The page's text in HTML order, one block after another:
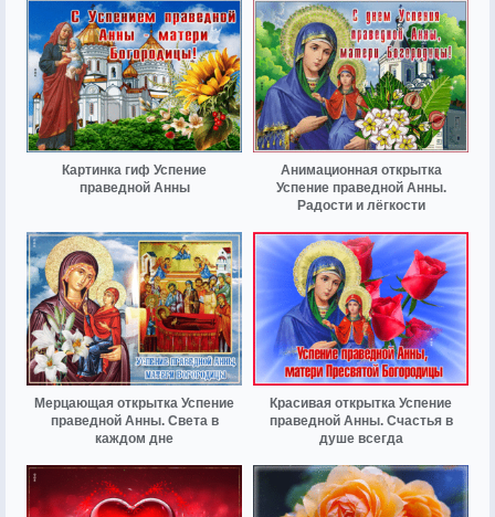
Картинка гиф Успение
праведной Анны
Анимационная открытка
Успение праведной Анны.
Радости и лёгкости
Мерцающая открытка Успение
праведной Анны. Света в
каждом дне
Красивая открытка Успение
праведной Анны. Счастья в
душе всегда